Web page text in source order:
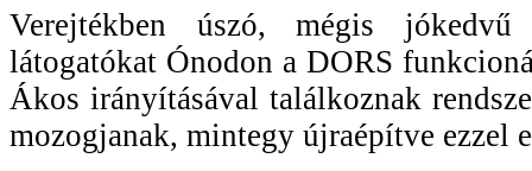
Verejtékben úszó, mégis
látogatókat Ónodon a DORS
Ákos irányításával találkoznak
mozogjanak, mintegy újraépítve ezzel